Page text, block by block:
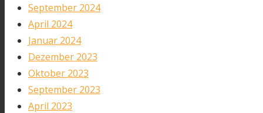
September 2024
April 2024
Januar 2024
Dezember 2023
Oktober 2023
September 2023
April 2023